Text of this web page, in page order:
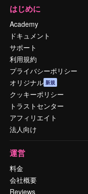
はじめに
Academy
ドキュメント
サポート
利用規約
プライバシーポリシー
オリジナル 新規
クッキーポリシー
トラストセンター
アフィリエイト
法人向け
運営
料金
会社概要
Reviews